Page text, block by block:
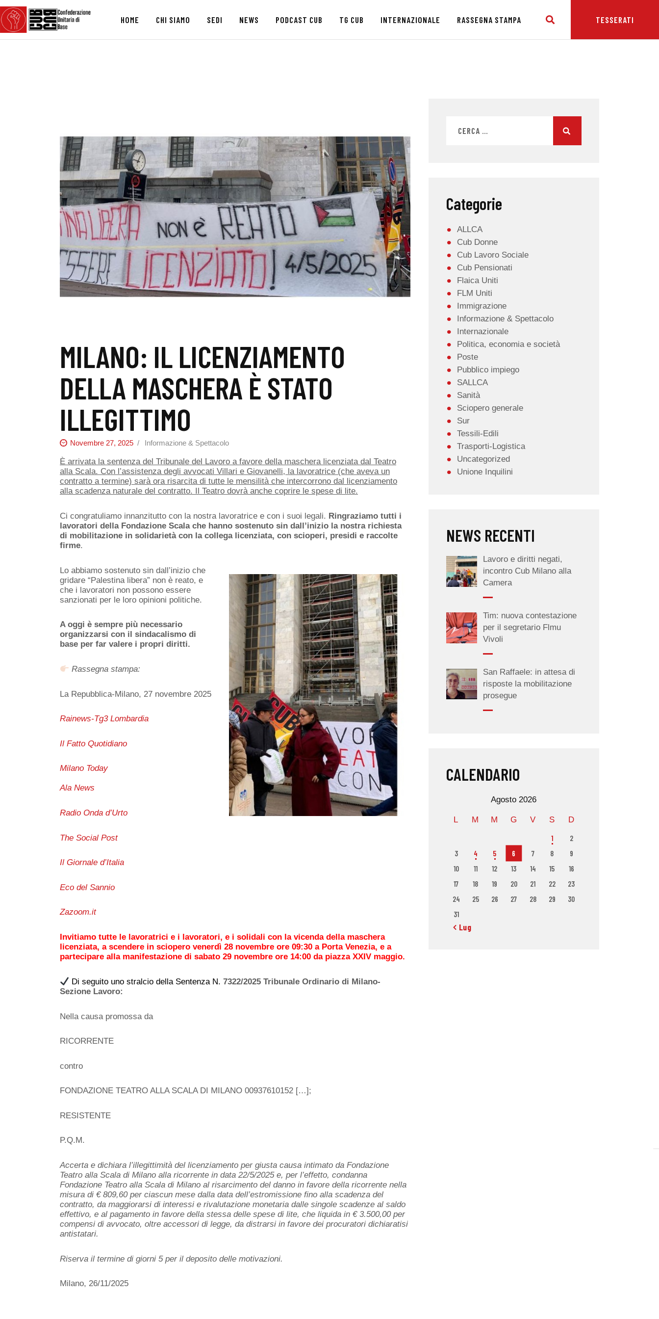
HOME CHI SIAMO SEDI NEWS PODCAST CUB TG CUB INTERNAZIONALE RASSEGNA STAMPA TESSERATI
HOME
CHI SIAMO
TG CUB
INTERNAZIONALE
RASSEGNA STAMPA
MILANO: IL LICENZIAMENTO
DELLA MASCHERA È STATO
ILLEGITTIMO
Novembre 27, 2025 Informazione & Spettacolo
È arrivata la sentenza del Tribunale del Lavoro a favore della maschera licenziata dal Teatro
alla Scala. Con l’assistenza degli avvocati Villari e Giovanelli, la lavoratrice (che aveva un
contratto a termine) sarà ora risarcita di tutte le mensilità che intercorrono dal licenziamento
alla scadenza naturale del contratto. Il Teatro dovrà anche coprire le spese di lite.
Ci congratuliamo innanzitutto con la nostra lavoratrice e con i suoi legali. Ringraziamo tutti i
lavoratori della Fondazione Scala che hanno sostenuto sin dall’inizio la nostra richiesta
di mobilitazione in solidarietà con la collega licenziata, con scioperi, presidi e raccolte
firme.
Lo abbiamo sostenuto sin dall’inizio che
gridare “Palestina libera” non è reato, e
che i lavoratori non possono essere
sanzionati per le loro opinioni politiche.
A oggi è sempre più necessario
organizzarsi con il sindacalismo di
base per far valere i propri diritti.
Rassegna stampa:
La Repubblica-Milano, 27 novembre 2025
Rainews-Tg3 Lombardia
Il Fatto Quotidiano
Milano Today
Ala News
Radio Onda d’Urto
The Social Post
Il Giornale d’Italia
Eco del Sannio
Zazoom.it
Invitiamo tutte le lavoratrici e i lavoratori, e i solidali con la vicenda della maschera
licenziata, a scendere in sciopero venerdì 28 novembre ore 09:30 a Porta Venezia, e a
partecipare alla manifestazione di sabato 29 novembre ore 14:00 da piazza XXIV maggio.
Di seguito uno stralcio della Sentenza N.7322/2025 Tribunale Ordinario di Milano-
Sezione Lavoro:
Nella causa promossa da
RICORRENTE
contro
FONDAZIONE TEATRO ALLA SCALA DI MILANO 00937610152 […];
RESISTENTE
P.Q.M.
Accerta e dichiara l’illegittimità del licenziamento per giusta causa intimato da Fondazione
Teatro alla Scala di Milano alla ricorrente in data 22/5/2025 e, per l’effetto, condanna
Fondazione Teatro alla Scala di Milano al risarcimento del danno in favore della ricorrente nella
misura di € 809,60 per ciascun mese dalla data dell’estromissione fino alla scadenza del
contratto, da maggiorarsi di interessi e rivalutazione monetaria dalle singole scadenze al saldo
effettivo, e al pagamento in favore della stessa delle spese di lite, che liquida in € 3.500,00 per
compensi di avvocato, oltre accessori di legge, da distrarsi in favore dei procuratori dichiaratisi
antistatari.
Riserva il termine di giorni 5 per il deposito delle motivazioni.
Milano, 26/11/2025
Categorie
ALLCA
Cub Donne
Cub Lavoro Sociale
Cub Pensionati
Flaica Uniti
FLM Uniti
Immigrazione
Informazione & Spettacolo
Internazionale
Politica, economia e società
Poste
Pubblico impiego
SALLCA
Sanità
Sciopero generale
Sur
Tessili-Edili
Trasporti-Logistica
Uncategorized
Unione Inquilini
NEWS RECENTI
Lavoro e diritti negati,
incontro Cub Milano alla
Camera
Tim: nuova contestazione
per il segretario Flmu
Vivoli
San Raffaele: in attesa di
risposte la mobilitazione
prosegue
CALENDARIO
Agosto 2026
L M M G V S D
1
2
3
4 5 6 7 8
9
10
11 12 13 14 15
16
17
18 19 20 21 22
23
24
25 26 27 28 29
30
31
« Lug